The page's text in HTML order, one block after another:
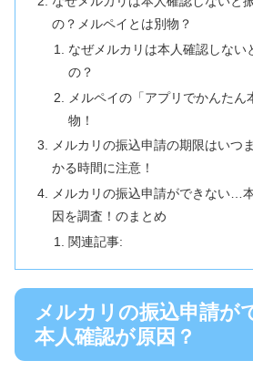
の？メルペイとは別物？
なぜメルカリは本人確認しない
の？
メルペイの「アプリでかんたん
物！
メルカリの振込申請の期限はいつ
かる時間に注意！
メルカリの振込申請ができない…
因を調査！のまとめ
関連記事:
メルカリの振込申請が
本人確認が原因？